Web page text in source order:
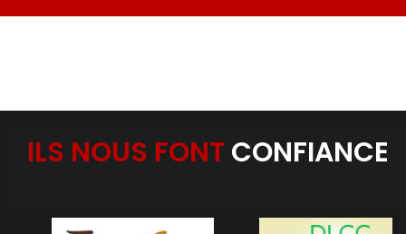
ILS NOUS FONT CONFIANCE